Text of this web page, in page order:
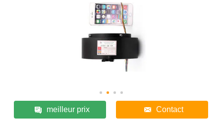
meilleur prix Contact